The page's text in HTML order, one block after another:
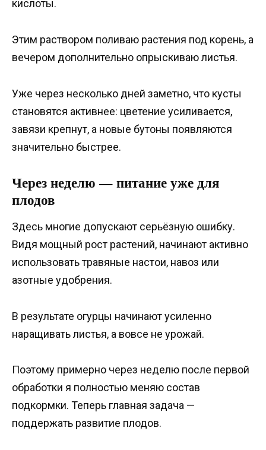
кислоты.
Этим раствором поливаю растения под корень, а
вечером дополнительно опрыскиваю листья.
Уже через несколько дней заметно, что кусты
становятся активнее: цветение усиливается,
завязи крепнут, а новые бутоны появляются
значительно быстрее.
Через неделю — питание уже для
плодов
Здесь многие допускают серьёзную ошибку.
Видя мощный рост растений, начинают активно
использовать травяные настои, навоз или
азотные удобрения.
В результате огурцы начинают усиленно
наращивать листья, а вовсе не урожай.
Поэтому примерно через неделю после первой
обработки я полностью меняю состав
подкормки. Теперь главная задача —
поддержать развитие плодов.